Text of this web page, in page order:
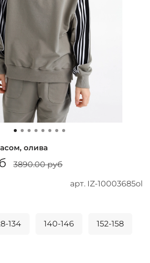
арт. IZ-10003685ol
олива
3890.00 руб
134 140-146 152-158